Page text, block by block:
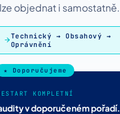
objednat i samostatně.
Technický → Obsahový →
Oprávnění
KOMPLETNÍ
v doporučeném pořadí.